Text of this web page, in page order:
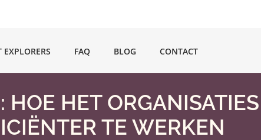
FAQ BLOG CONTACT
HET ORGANISATIES
TE WERKEN